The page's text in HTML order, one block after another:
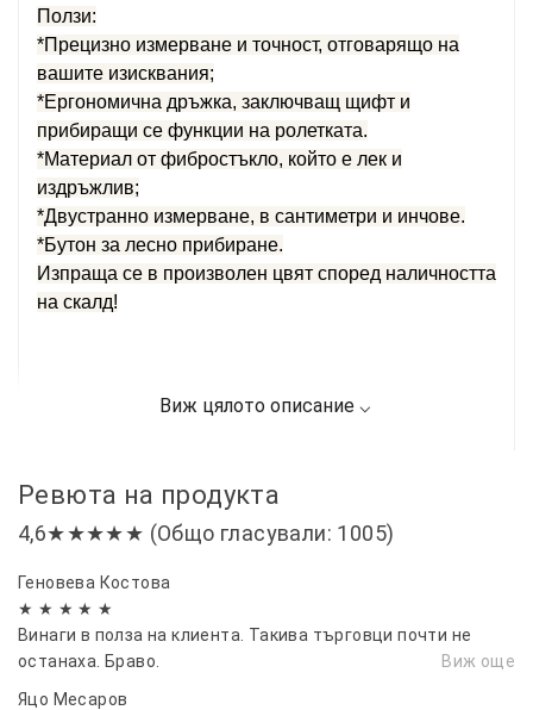
Ползи:
*Прецизно измерване и точност, отговарящо на
вашите изисквания;
*Ергономична дръжка, заключващ щифт и
прибиращи се функции на ролетката.
*Материал от фибростъкло, който е лек и
издръжлив;
*Двустранно измерване, в сантиметри и инчове.
*Бутон за лесно прибиране.
Изпраща се в произволен цвят според наличността
на скалд!
Ревюта на продукта
4,6★★★★★ (Общо гласували: 1005)
Геновева Костова
★ ★ ★ ★ ★
Винаги в полза на клиента. Такива търговци почти не
останаха. Браво.
Виж още
Яцо Месаров